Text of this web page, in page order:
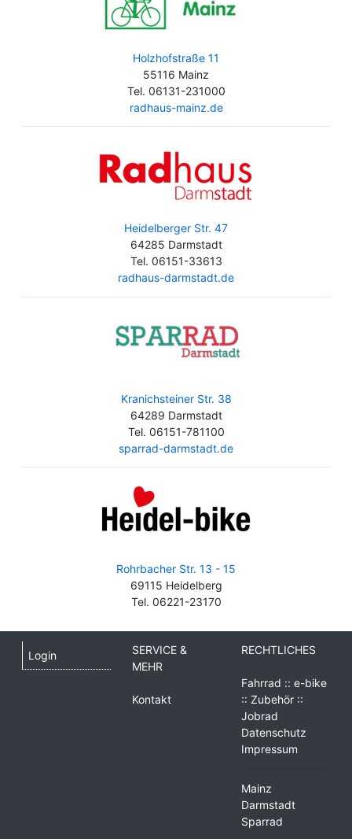
Holzhofstraße 11
55116 Mainz
Tel. 06131-231000
radhaus-mainz.de
Heidelberger Str. 47
64285 Darmstadt
Tel. 06151-33613
radhaus-darmstadt.de
Kranichsteiner Str. 38
64289 Darmstadt
Tel. 06151-781100
sparrad-darmstadt.de
Rohrbacher Str. 13 - 15
69115 Heidelberg
Tel. 06221-23170
Login
SERVICE &
MEHR
Kontakt
RECHTLICHES
Fahrrad :: e-bike
:: Zubehör ::
Jobrad
Datenschutz
Impressum
Mainz
Darmstadt
Sparrad